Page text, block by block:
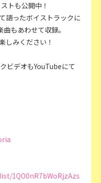
トも公開中！
語ったボイストラックに
もあわせて収録。
しみください！
ビデオもYouTubeにて
1QO0nR7bWoRjzAzs